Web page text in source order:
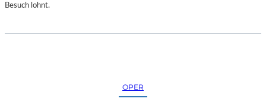
Besuch lohnt.
OPER